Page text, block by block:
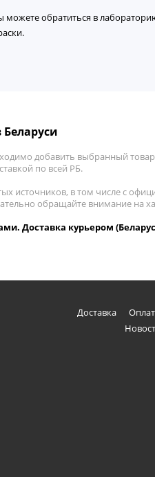
обратиться в
Беларуси
добавить выбранный
по всей РБ.
источников, в том числе с
обращайте внимание на
Доставка курьером
Доставка